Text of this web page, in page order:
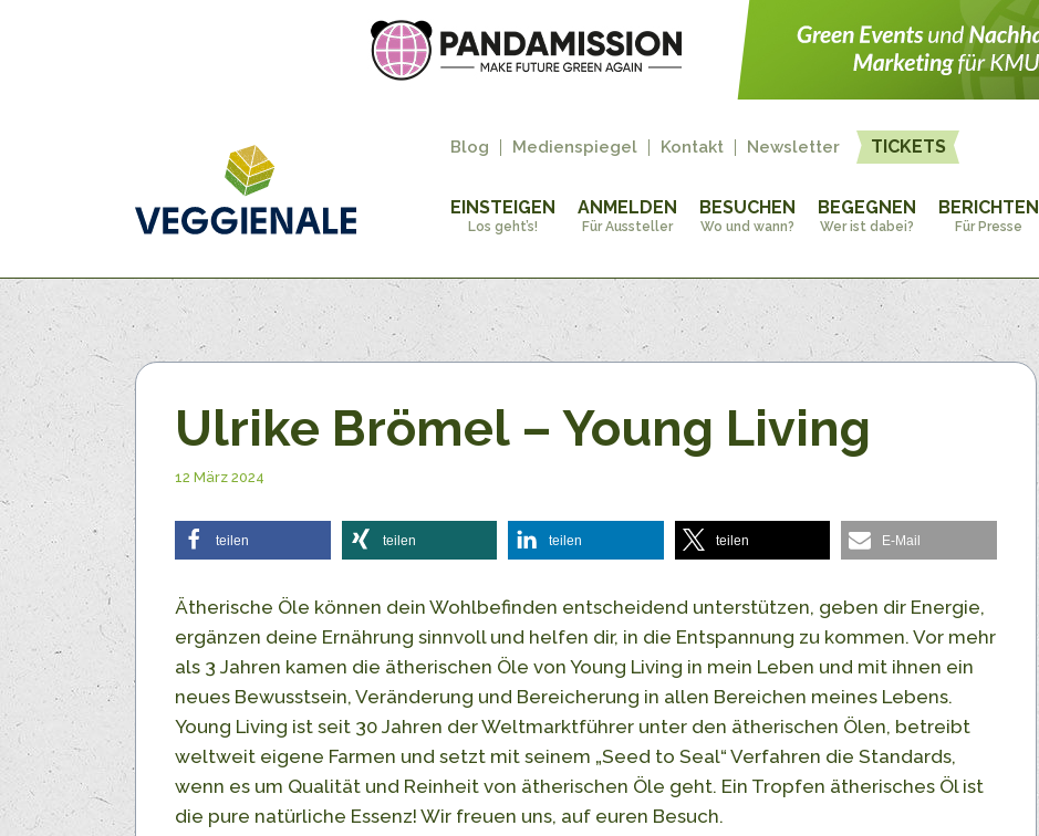
Blog Medienspiegel Kontakt Newsletter TICKETS
EINSTEIGEN
Los geht’s!
ANMELDEN
Für Aussteller
BESUCHEN
Wo und wann?
BEGEGNEN
Wer ist dabei?
BERICHTEN
Für Presse
Ulrike Brömel – Young Living
12 März 2024
teilen teilen teilen teilen E-Mail
Ätherische Öle können dein Wohlbefinden entscheidend unterstützen, geben dir Energie,
ergänzen deine Ernährung sinnvoll und helfen dir, in die Entspannung zu kommen. Vor mehr
als 3 Jahren kamen die ätherischen Öle von Young Living in mein Leben und mit ihnen ein
neues Bewusstsein, Veränderung und Bereicherung in allen Bereichen meines Lebens.
Young Living ist seit 30 Jahren der Weltmarktführer unter den ätherischen Ölen, betreibt
weltweit eigene Farmen und setzt mit seinem „Seed to Seal“ Verfahren die Standards,
wenn es um Qualität und Reinheit von ätherischen Öle geht. Ein Tropfen ätherisches Öl ist
die pure natürliche Essenz! Wir freuen uns, auf euren Besuch.